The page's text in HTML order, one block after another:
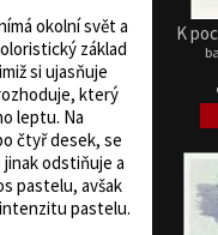
okolní svět a
základ
si ujasňuje
který
leptu. Na
čtyř desek, se
odstiňuje a
pastelu, avšak
pastelu.
K